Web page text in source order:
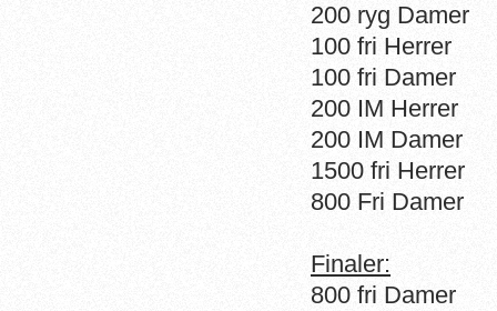
200 ryg Damer
100 fri Herrer
100 fri Damer
200 IM Herrer
200 IM Damer
1500 fri Herrer
800 Fri Damer
Finaler:
800 fri Damer